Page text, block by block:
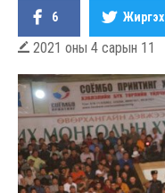
6 Жиргэх
 2021 оны 4 сарын 11